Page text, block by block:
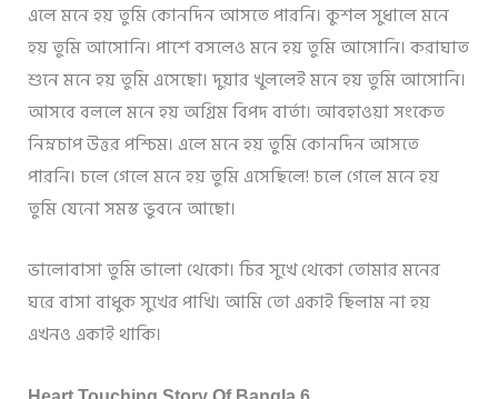
এলে মনে হয় তুমি কোনদিন আসতে পারনি। কুশল সুধালে মনে
হয় তুমি আসোনি। পাশে বসলেও মনে হয় তুমি আসোনি। করাঘাত
শুনে মনে হয় তুমি এসেছো। দুয়ার খুললেই মনে হয় তুমি আসোনি।
আসবে বললে মনে হয় অগ্রিম বিপদ বার্তা। আবহাওয়া সংকেত
নিম্নচাপ উত্তর পশ্চিম। এলে মনে হয় তুমি কোনদিন আসতে
পারনি। চলে গেলে মনে হয় তুমি এসেছিলে! চলে গেলে মনে হয়
তুমি যেনো সমস্ত ভুবনে আছো।
ভালোবাসা তুমি ভালো থেকো। চির সুখে থেকো তোমার মনের
ঘরে বাসা বাধুক সুখের পাখি। আমি তো একাই ছিলাম না হয়
এখনও একাই থাকি।